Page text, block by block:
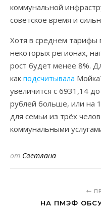
коммунальной
советское время и
Хотя в среднем тарифы
некоторых регионах,
рост будет менее 8%.
как подсчитывала
увеличится с 6931,14
рублей больше, или на
для семьи из трёх
коммунальными
от Светлана
НА ПМЭФ